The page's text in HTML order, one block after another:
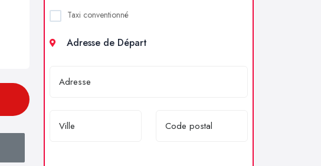
Taxi conventionné
Adresse de Départ